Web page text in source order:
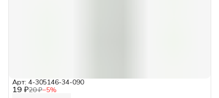
19 ₽20 ₽−5%
Арт: 4-305146-34-090